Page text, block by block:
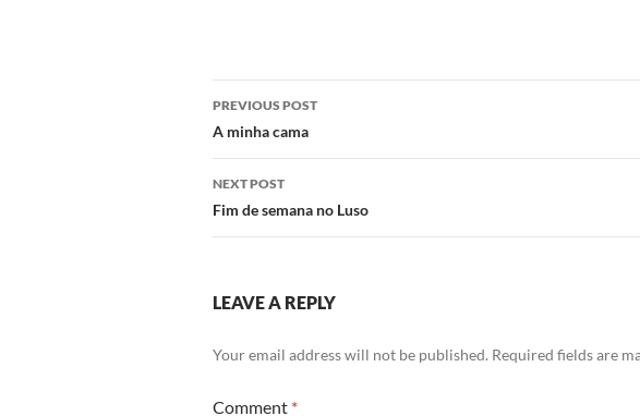
Post
navigation
PREVIOUS POST
A minha cama
NEXT POST
Fim de semana no Luso
LEAVE A REPLY
Your email address will not be published. Required fields are
Comment *